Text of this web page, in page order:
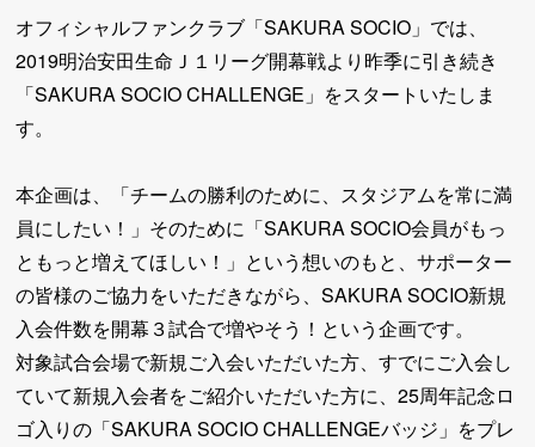
オフィシャルファンクラブ「SAKURA SOCIO」では、
2019明治安田生命Ｊ１リーグ開幕戦より昨季に引き続き
「SAKURA SOCIO CHALLENGE」をスタートいたしま
す。
本企画は、「チームの勝利のために、スタジアムを常に満
員にしたい！」そのために「SAKURA SOCIO会員がもっ
ともっと増えてほしい！」という想いのもと、サポーター
の皆様のご協力をいただきながら、SAKURA SOCIO新規
入会件数を開幕３試合で増やそう！という企画です。
対象試合会場で新規ご入会いただいた方、すでにご入会し
ていて新規入会者をご紹介いただいた方に、25周年記念ロ
ゴ入りの「SAKURA SOCIO CHALLENGEバッジ」をプレ